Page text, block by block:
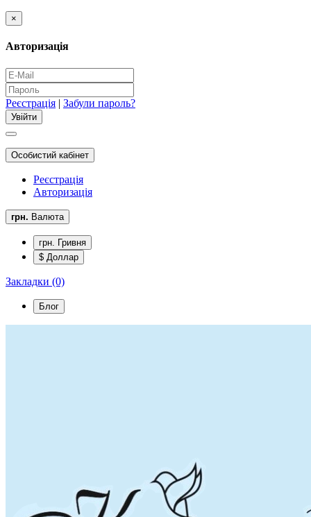
×
Авторизація
Реєстрація | Забули пароль?
Особистий кабінет
Реєстрація
Авторизація
грн. Валюта
грн. Гривня
$ Доллар
Закладки (0)
Блог